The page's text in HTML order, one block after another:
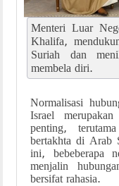
Menteri Luar
Khalifa,
Suriah dan
membela diri.
Normalisasi
Israel
penting,
bertakhta di Arab
ini, bebeberapa
menjalin
bersifat rahasia.